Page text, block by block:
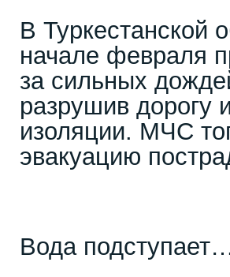
В Туркестанской
начале февраля
за сильных
разрушив дорогу
изоляции. МЧС
эвакуацию
Вода